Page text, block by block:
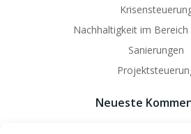
Nachhaltigkeit im
Sanierungen
Neueste